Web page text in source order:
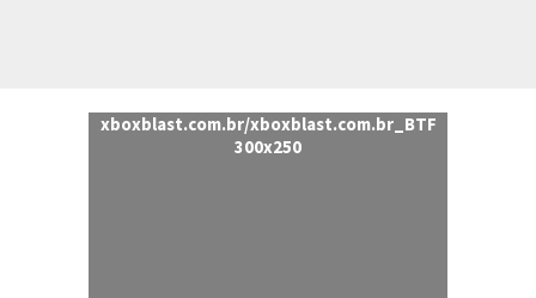
xboxblast.com.br/xboxblast.com.br_BTF
300x250